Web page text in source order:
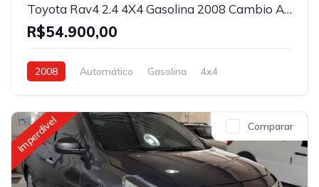
Toyota Rav4 2.4 4X4 Gasolina 2008 Cambio Automático
R$54.900,00
2008 Automático Gasolina 4x4
Imperdivel Comparar